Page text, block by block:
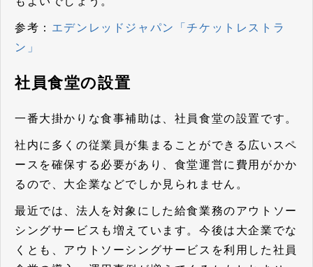
参考： エデンレッドジャパン「チケットレストラ
ン」
社員食堂の設置
一番大掛かりな食事補助は、社員食堂の設置です。
社内に多くの従業員が集まることができる広いスペ
ースを確保する必要があり、食堂運営に費用がかか
るので、大企業などでしか見られません。
最近では、 法人を対象にした給食業務のアウトソー
シングサービス も増えています。今後は大企業でな
くとも、アウトソーシングサービスを利用した社員